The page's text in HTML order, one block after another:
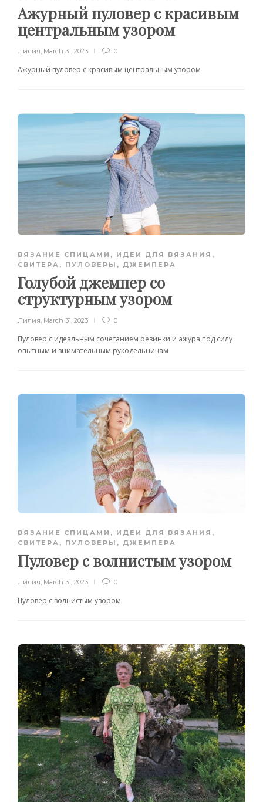
Ажурный пуловер с красивым
центральным узором
Лилия, March 31, 2023 0
Ажурный пуловер с красивым центральным узором
ВЯЗАНИЕ СПИЦАМИ , ИДЕИ ДЛЯ ВЯЗАНИЯ ,
СВИТЕРА, ПУЛОВЕРЫ, ДЖЕМПЕРА
Голубой джемпер со
структурным узором
Лилия March 31, 2023 0
Пуловер с идеальным сочетанием резинки и ажура под силу
опытным и внимательным рукодельницам
ВЯЗАНИЕ СПИЦАМИ , ИДЕИ ДЛЯ ВЯЗАНИЯ ,
СВИТЕРА, ПУЛОВЕРЫ, ДЖЕМПЕРА
Пуловер с волнистым узором
Лилия, March 31, 2023 0
Пуловер с волнистым узором